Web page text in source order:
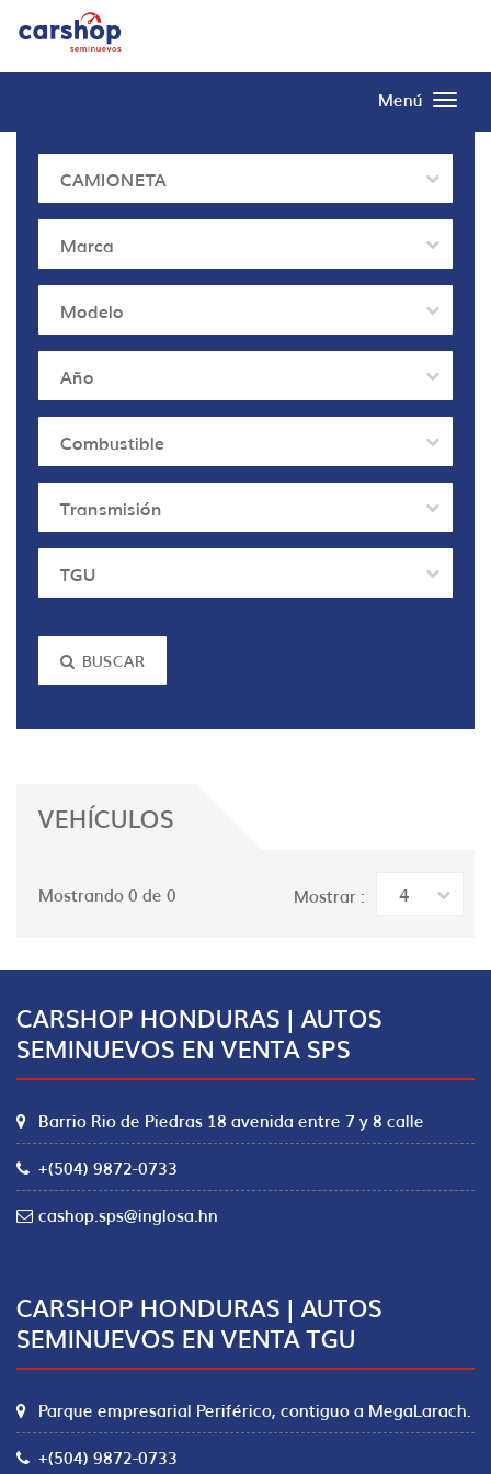
Menú
CAMIONETA
Marca
Modelo
Año
Combustible
Transmisión
TGU
BUSCAR
VEHÍCULOS
Mostrando 0 de 0 Mostrar : 4
CARSHOP HONDURAS | AUTOS
SEMINUEVOS EN VENTA SPS
Barrio Rio de Piedras 18 avenida entre 7 y 8 calle
+(504) 9872-0733
cashop.sps@inglosa.hn
CARSHOP HONDURAS | AUTOS
SEMINUEVOS EN VENTA TGU
Parque empresarial Periférico, contiguo a MegaLarach.
+(504) 9872-0733